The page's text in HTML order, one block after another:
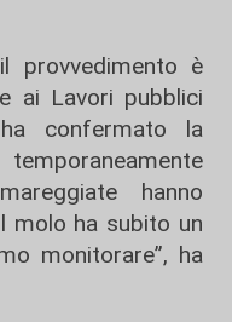
provvedimento è
ai Lavori pubblici
confermato la
hanno
molo ha subito un
monitorare”, ha